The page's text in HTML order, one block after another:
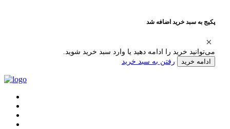
پکیج به سبد خرید اضافه شد
می‌توانید خرید را ادامه دهید یا وارد سبد خرید شوید.
ادامه خرید رفتن به سبد خرید